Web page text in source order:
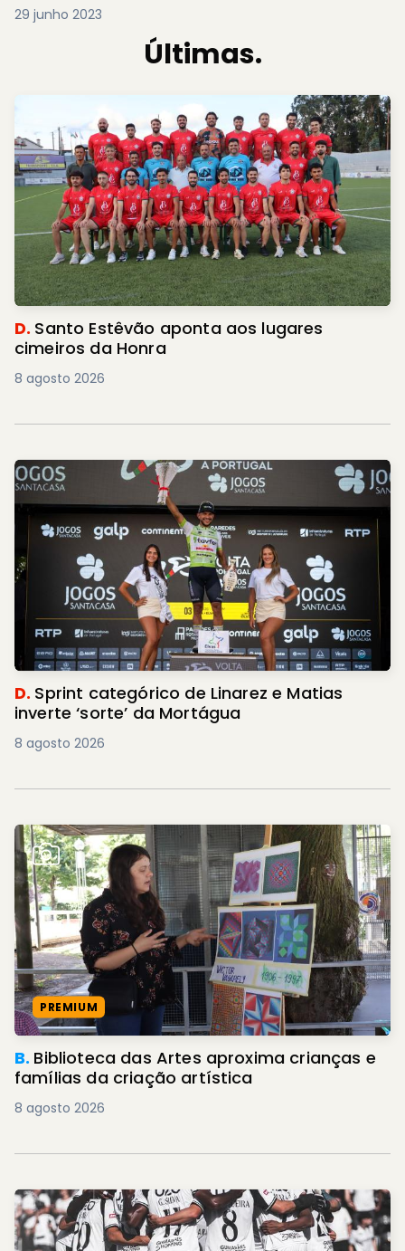
29 junho 2023
Últimas.
D. Santo Estêvão aponta aos lugares
cimeiros da Honra
8 agosto 2026
D. Sprint categórico de Linarez e Matias
inverte ‘sorte’ da Mortágua
8 agosto 2026
PREMIUM
B. Biblioteca das Artes aproxima crianças e
famílias da criação artística
8 agosto 2026